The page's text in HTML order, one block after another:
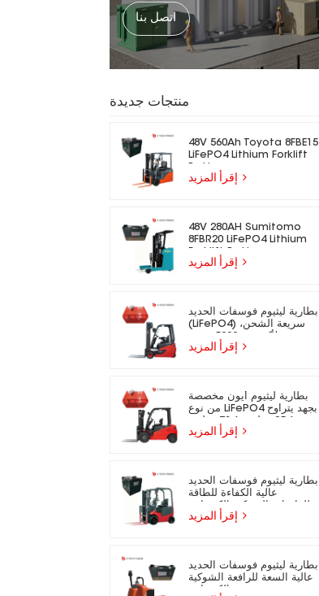
اتصل بنا
منتجات جديدة
48V 560Ah Toyota 8FBE15
LiFePO4 Lithium Forklift
48V 280AH Sumitomo
8FBR20 LiFePO4 Lithium
بطارية ليثيوم فوسفات الحديد
(LiFePO4) سريعة الشحن،
مناسبة للرافعات الشوكية
بطارية ليثيوم أيون مخصصة
من نوع LiFePO4 بجهد يتراوح
مناسبة للرافعات الشوكية
بطارية ليثيوم فوسفات الحديد
عالية الكفاءة للطاقة
بطارية ليثيوم فوسفات الحديد
عالية السعة للرافعة الشوكية